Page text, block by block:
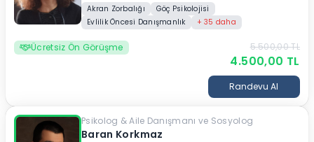
Akran Zorbalığı
Göç Psikolojisi
Evlilik Öncesi Danışmanlık
+ 35 daha
Ücretsiz Ön Görüşme 5.500,00TL
4.500,00 TL
Randevu Al
Baran Korkmaz
Psikolog & Aile Danışmanı ve Sosyolog